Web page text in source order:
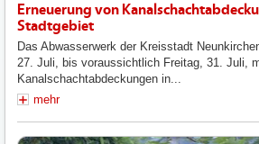
Erneuerung von
Stadtgebiet
Das Abwasserwerk der Kreisstadt
27. Juli, bis voraussichtlich Freitag, 31. Juli,
Kanalschachtabdeckungen in...
mehr